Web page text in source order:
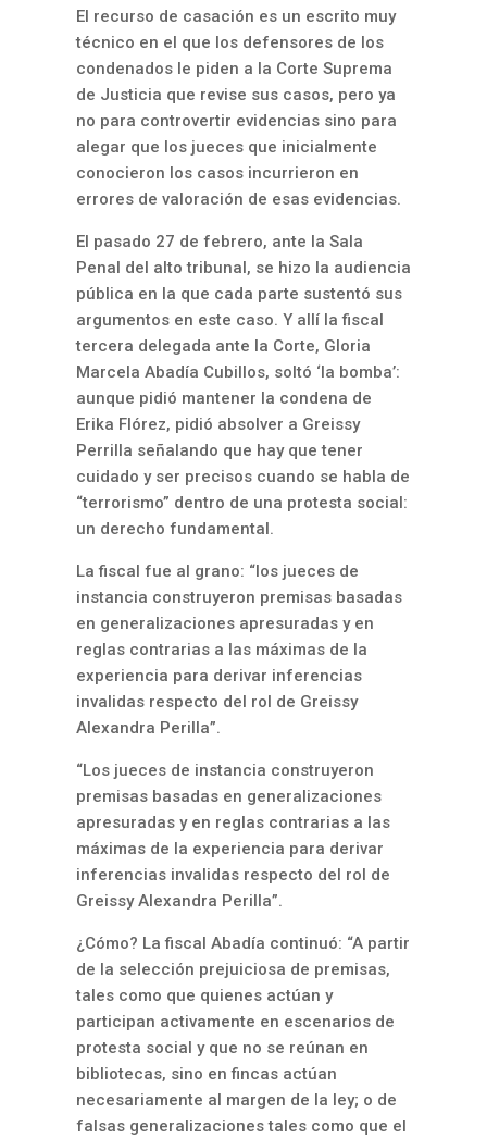
El recurso de casación es un escrito muy
técnico en el que los defensores de los
condenados le piden a la Corte Suprema
de Justicia que revise sus casos, pero ya
no para controvertir evidencias sino para
alegar que los jueces que inicialmente
conocieron los casos incurrieron en
errores de valoración de esas evidencias.
El pasado 27 de febrero, ante la Sala
Penal del alto tribunal, se hizo la audiencia
pública en la que cada parte sustentó sus
argumentos en este caso. Y allí la fiscal
tercera delegada ante la Corte, Gloria
Marcela Abadía Cubillos, soltó ‘la bomba’:
aunque pidió mantener la condena de
Erika Flórez, pidió absolver a Greissy
Perrilla señalando que hay que tener
cuidado y ser precisos cuando se habla de
“terrorismo” dentro de una protesta social:
un derecho fundamental.
La fiscal fue al grano: “los jueces de
instancia construyeron premisas basadas
en generalizaciones apresuradas y en
reglas contrarias a las máximas de la
experiencia para derivar inferencias
invalidas respecto del rol de Greissy
Alexandra Perilla”.
“Los jueces de instancia construyeron
premisas basadas en generalizaciones
apresuradas y en reglas contrarias a las
máximas de la experiencia para derivar
inferencias invalidas respecto del rol de
Greissy Alexandra Perilla”.
¿Cómo? La fiscal Abadía continuó: “A partir
de la selección prejuiciosa de premisas,
tales como que quienes actúan y
participan activamente en escenarios de
protesta social y que no se reúnan en
bibliotecas, sino en fincas actúan
necesariamente al margen de la ley; o de
falsas generalizaciones tales como que el